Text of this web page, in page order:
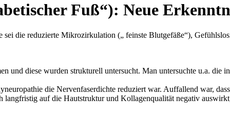
Fuß“): Neue
die reduzierte Mikrozirkulation („ feinste Blutgefäße“),
und diese wurden strukturell untersucht. Man untersuchte u.a. die
die Nervenfaserdichte reduziert war. Auffallend war,
langfristig auf die Hautstruktur und Kollagenqualität negativ